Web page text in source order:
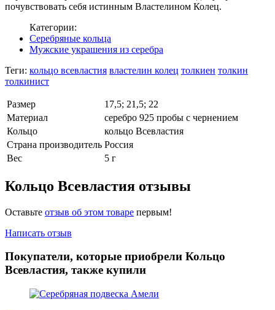
почувствовать себя истинным Властелином Колец.
Категории:
Серебряные кольца
Мужские украшения из серебра
Теги: кольцо всевластия властелин колец толкиен толкин
толкинист
Размер
17,5; 21,5; 22
Материал
серебро 925 пробы с чернением
Кольцо
кольцо Всевластия
Страна производитель Россия
Вес
5 г
Кольцо Всевластия отзывы
Оставьте отзыв об этом товаре первым!
Написать отзыв
Покупатели, которые приобрели Кольцо
Всевластия, также купили